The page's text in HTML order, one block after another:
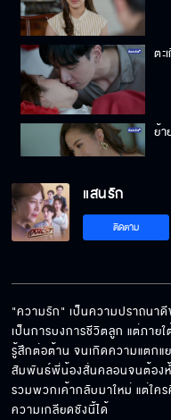
ตะ
ย้า
เป็
แม่
แสนรัก
ติดตาม
"ความรัก" เป็นความปราถนา
เป็นการบงการชีวิตลูก แต่ภาย
รู้สึกต่อต้าน จนเกิดความแตกแย
สัมพันธ์พี่น้องสั่นคลอนจนต้องห้
รวมพวกเค้ากลับมาใหม่ แต่ใ
ความเกลียดชังนี้ได้